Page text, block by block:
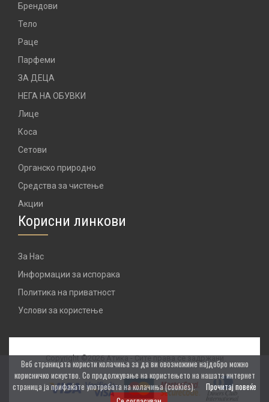
Брендови
Тело
Раце
Парфеми
ЗА ДЕЦА
НЕГА НА ОБУВКИ
Лице
Коса
Сетови
Органско природно
Средства за чистење
Акции
Корисни линкови
За Нас
Информации за испорака
Политика на приватност
Услови за користење
Copyright ©2026 Атика - Сите права се задржани
Веб страницата користи колачиња за да ви овозможиме најдобро можно
корисничко искуство. Со продолжување на користењето на нашата интернет
страница ја прифаќате употребата на колачиња (cookies).
Прочитај повеќе